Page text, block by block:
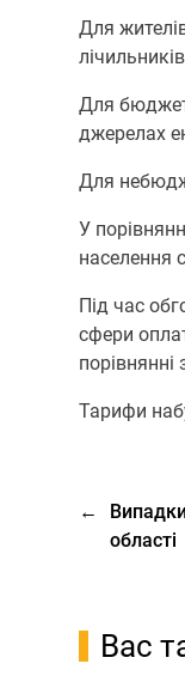
Для
Для
джерелах
Для
У
населення
Під час
сфери
Тарифи
←
області
Вас